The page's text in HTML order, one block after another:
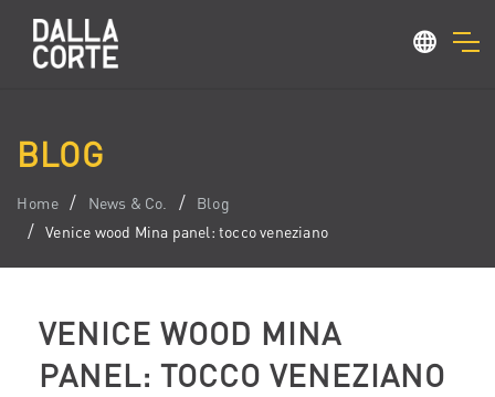
BLOG
Home News & Co.
Blog
Venice wood Mina panel: tocco veneziano
VENICE WOOD MINA
PANEL: TOCCO VENEZIANO